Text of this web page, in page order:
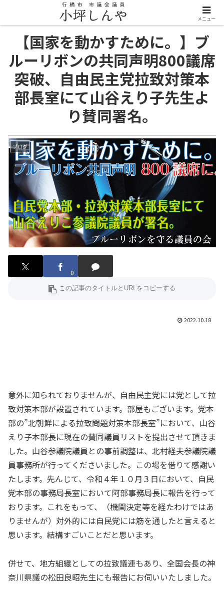
【国家を動かすために。】ブ
ルーリボンの共同声明800議席
突破、自由民主党拉致対策本
部長室にて山谷えり子先生よ
り賛同署名。
ブログ
0
2022.10.18
意外に知られておりませんが、自由民主党には党として拉
致対策本部が設置されています。部屋もございます。党本
部の”北朝鮮による拉致問題対策本部長室”において、山谷
えり子本部長に現在の賛同議員リストを提出させて頂きま
した。山谷参議院議員との事前調整は、北村経夫参議院議
員事務所が行ってくださいました。この場を借りて感謝い
たします。先んじて、令和４年１０月３日において、自民
党本部の事務局長室において阿部事務局長に報告を行って
おります。これをもって、（機関決定等を経たわけではあ
りませんが）対外的には自民党には筋を通したと言えると
思います。結構すごいことだと思います。
併せて、地方組織としての拉致議連もあり、全国会長の神
奈川県議の松田良昭先生にも報告にお伺いいたしました。
メニュー